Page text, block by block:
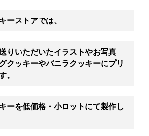
ーストアでは、
りいただいたイラストやお写真
クッキーやバニラクッキーにプリ
。
ーを低価格・小ロットにて製作し